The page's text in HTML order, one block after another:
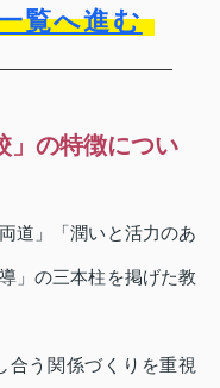
覧へ進む
」の特徴につい
道」「潤いと活力のあ
」の三本柱を掲げた教
合う関係づくりを重視